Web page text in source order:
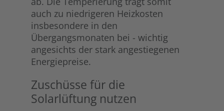
auch zu niedrigeren Heizkosten
insbesondere in den
Übergangsmonaten bei - wichtig
angesichts der stark angestiegenen
Energiepreise.
Zuschüsse für die
Solarlüftung nutzen